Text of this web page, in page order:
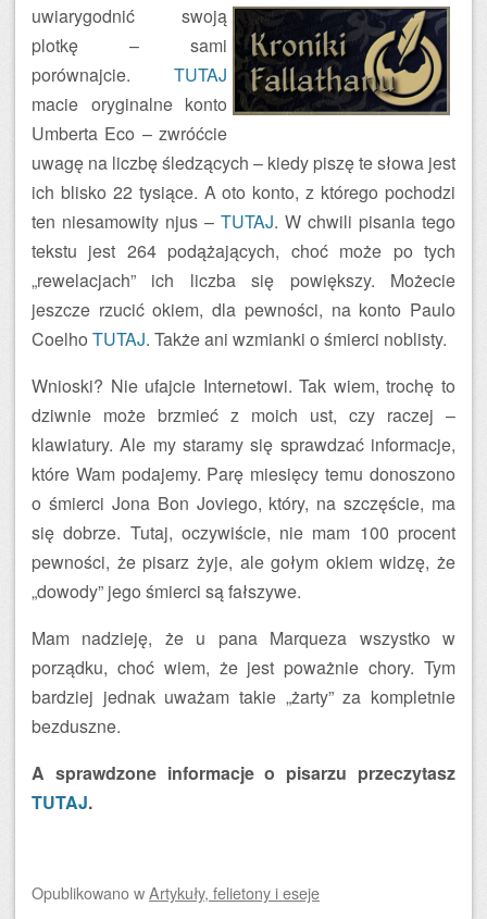
uwiarygodnić swoją
plotkę – sami
porównajcie. TUTAJ
macie oryginalne konto
Umberta Eco – zwróćcie
uwagę na liczbę śledzących – kiedy piszę te słowa jest
ich blisko 22 tysiące. A oto konto, z którego pochodzi
ten niesamowity njus – TUTAJ. W chwili pisania tego
tekstu jest 264 podążających, choć może po tych
„rewelacjach” ich liczba się powiększy. Możecie
jeszcze rzucić okiem, dla pewności, na konto Paulo
Coelho TUTAJ. Także ani wzmianki o śmierci noblisty.
Wnioski? Nie ufajcie Internetowi. Tak wiem, trochę to
dziwnie może brzmieć z moich ust, czy raczej –
klawiatury. Ale my staramy się sprawdzać informacje,
które Wam podajemy. Parę miesięcy temu donoszono
o śmierci Jona Bon Joviego, który, na szczęście, ma
się dobrze. Tutaj, oczywiście, nie mam 100 procent
pewności, że pisarz żyje, ale gołym okiem widzę, że
„dowody” jego śmierci są fałszywe.
Mam nadzieję, że u pana Marqueza wszystko w
porządku, choć wiem, że jest poważnie chory. Tym
bardziej jednak uważam takie „żarty” za kompletnie
bezduszne.
A sprawdzone informacje o pisarzu przeczytasz
TUTAJ.
OpublikowanowArtykuły, felietony i eseje